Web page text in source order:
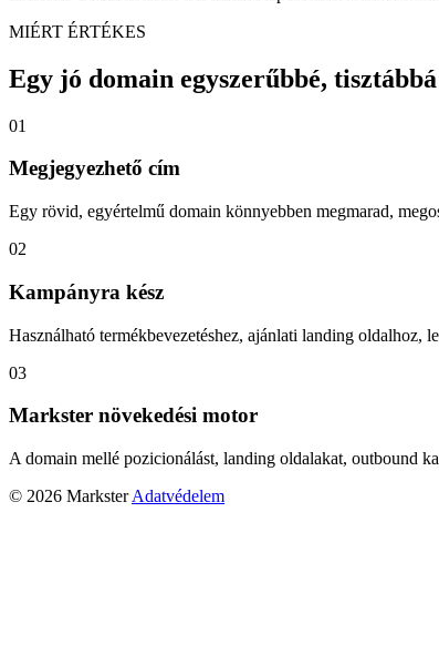
MIÉRT ÉRTÉKES
Egy jó domain egyszerűbbé,
01
Megjegyezhető cím
Egy rövid, egyértelmű domain könnyebben megmarad,
02
Kampányra kész
Használható termékbevezetéshez, ajánlati landing oldalhoz,
03
Markster növekedési motor
A domain mellé pozicionálást, landing oldalakat, outbound
© 2026 Markster Adatvédelem